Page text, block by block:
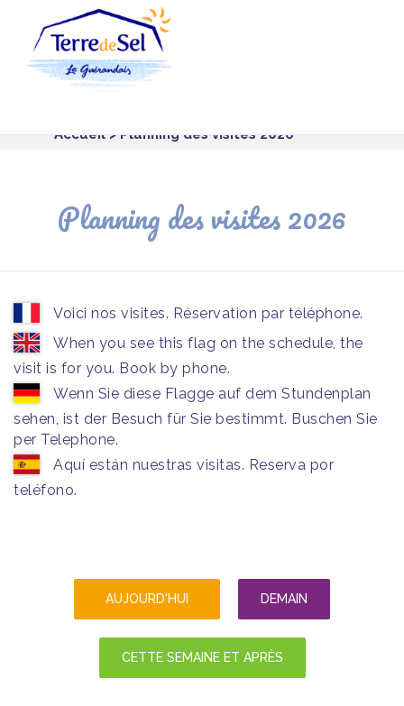
Accueil> Planning des visites 2026
Planning des visites 2026
Voici nos visites. Réservation par téléphone.
When you see this flag on the schedule, the
visit is for you. Book by phone.
Wenn Sie diese Flagge auf dem Stundenplan
sehen, ist der Besuch für Sie bestimmt. Buschen Sie
per Telephone.
Aquí están nuestras visitas. Reserva por
teléfono.
AUJOURD'HUI DEMAIN
CETTE SEMAINE ET APRÈS
Panneau de gestion des cookies